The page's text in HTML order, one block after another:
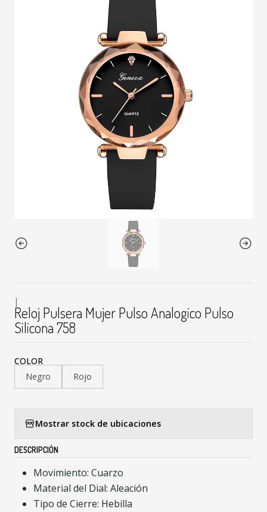
|
Reloj Pulsera Mujer Pulso Analogico Pulso
Silicona 758
COLOR
Negro
Rojo
Mostrar stock de ubicaciones
DESCRIPCIÓN
Movimiento: Cuarzo
Material del Dial: Aleación
Tipo de Cierre: Hebilla